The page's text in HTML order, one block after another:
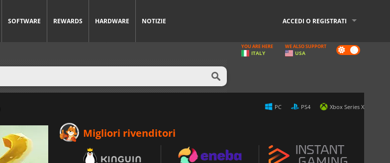
SOFTWARE REWARDS HARDWARE NOTIZIE ACCEDI O REGISTRATI
Dark
mode
YOU ARE HERE
ITALY
WE ALSO SUPPORT
USA
PC PS4 Xbox Series X
Migliori rivenditori